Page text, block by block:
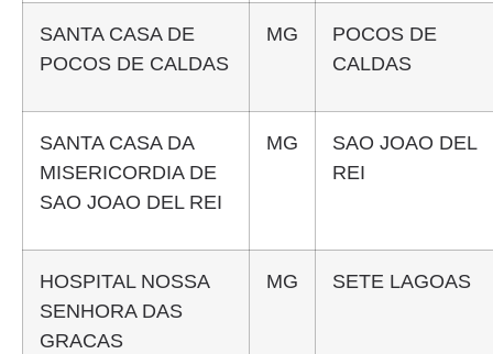
SANTA CASA DE
POCOS DE CALDAS
MG
POCOS DE
CALDAS
SANTA CASA DA
MISERICORDIA DE
SAO JOAO DEL REI
MG
SAO JOAO DEL
REI
HOSPITAL NOSSA
SENHORA DAS
GRACAS
MG SETE LAGOAS